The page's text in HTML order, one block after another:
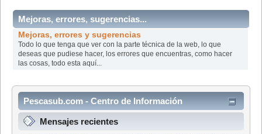
Mejoras, errores, sugerencias...
Mejoras, errores y sugerencias
Todo lo que tenga que ver con la parte técnica de la web, lo que
deseas que pudiese hacer, los errores que encuentras, como hacer
las cosas, todo esta aquí...
Pescasub.com - Centro de Información
Mensajes recientes